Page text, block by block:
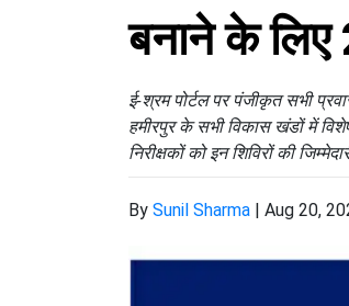
बनाने के
ई-श्रम पोर्टल पर पंजीकृत सभी
हमीरपुर के सभी विकास खंडों में
निरीक्षकों को इन शिविरों की
By Sunil Sharma | Aug 20,